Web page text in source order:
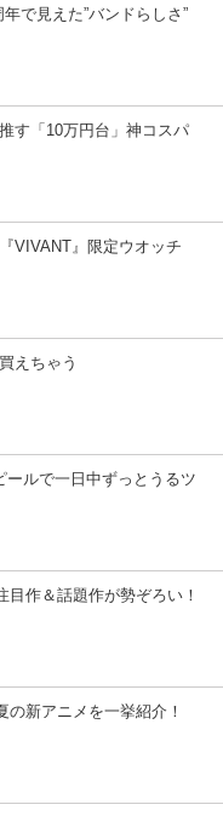
で見えた”バンドらしさ”
す「10万円台」神コスパ
VIVANT』限定ウオッチ
えちゃう
ルで一日中ずっとうるツ
目作＆話題作が勢ぞろい！
の新アニメを一挙紹介！